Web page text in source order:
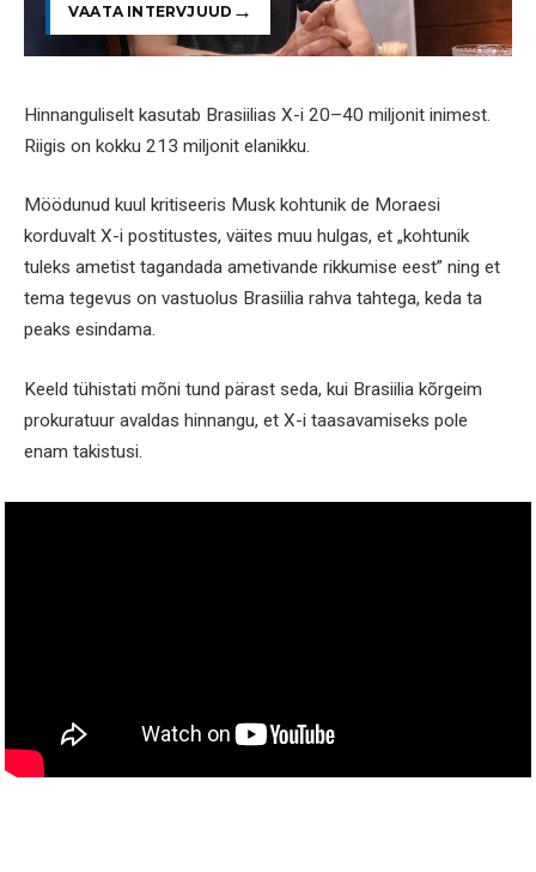
VAATA INTERVJUUD
Hinnanguliselt kasutab Brasiilias X-i 20–40 miljonit inimest.
Riigis on kokku 213 miljonit elanikku.
Möödunud kuul kritiseeris Musk kohtunik de Moraesi
korduvalt X-i postitustes, väites muu hulgas, et „kohtunik
tuleks ametist tagandada ametivande rikkumise eest” ning et
tema tegevus on vastuolus Brasiilia rahva tahtega, keda ta
peaks esindama.
Keeld tühistati mõni tund pärast seda, kui Brasiilia kõrgeim
prokuratuur avaldas hinnangu, et X-i taasavamiseks pole
enam takistusi.